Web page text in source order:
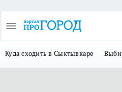
Куда сходить в Сыктывкаре